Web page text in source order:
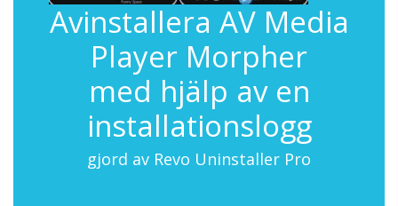
Avinstallera AV Media
Player Morpher
med hjälp av en
installationslogg
gjord av Revo Uninstaller Pro